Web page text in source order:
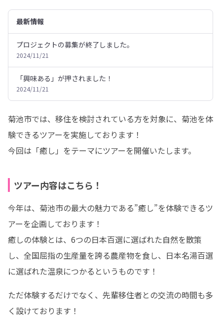
最新情報
プロジェクトの募集が終了しました。
2024/11/21
「興味ある」が押されました！
2024/11/21
菊池市では、移住を検討されている方を対象に、菊池を体
験できるツアーを実施しております！
今回は「癒し」をテーマにツアーを開催いたします。
ツアー内容はこちら！
今年は、菊池市の最大の魅力である”癒し”を体験できるツ
アーを企画しております！
癒しの体験とは、6つの日本百選に選ばれた自然を散策
し、全国屈指の生産量を誇る農産物を食し、日本名湯百選
に選ばれた温泉につかるというものです！
ただ体験するだけでなく、先輩移住者との交流の時間も多
く設けております！